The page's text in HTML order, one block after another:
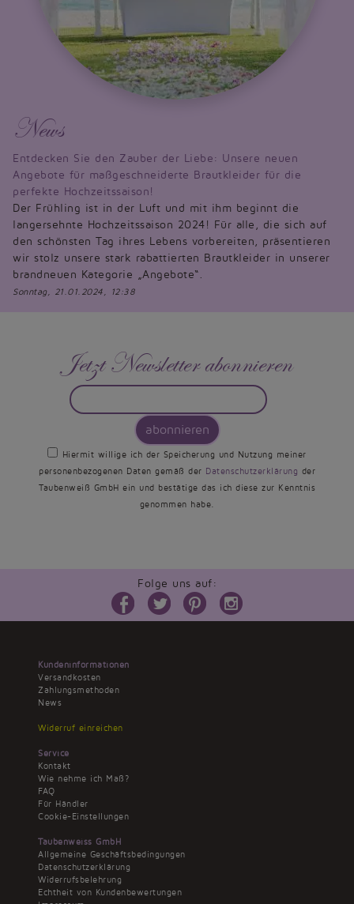
News
Entdecken Sie den Zauber der Liebe: Unsere neuen
Angebote für maßgeschneiderte Brautkleider für die
perfekte Hochzeitssaison!
Der Frühling ist in der Luft und mit ihm beginnt die
langersehnte Hochzeitssaison 2024! Für alle, die sich auf
den schönsten Tag ihres Lebens vorbereiten, präsentieren
wir stolz unsere stark rabattierten Brautkleider in unserer
brandneuen Kategorie „Angebote“.
Sonntag, 21.01.2024, 12:38
Jetzt Newsletter abonnieren
abonnieren
Hiermit willige ich der Speicherung und Nutzung meiner
personenbezogenen Daten gemäß der Datenschutzerklärung der
Taubenweiß GmbH ein und bestätige das ich diese zur Kenntnis
genommen habe.
Folge uns auf:
Kundeninformationen
Versandkosten
Zahlungsmethoden
News
Widerruf einreichen
Service
Kontakt
Wie nehme ich Maß?
FAQ
Für Händler
Cookie-Einstellungen
Taubenweiss GmbH
Allgemeine Geschäftsbedingungen
Datenschutzerklärung
Widerrufsbelehrung
Echtheit von Kundenbewertungen